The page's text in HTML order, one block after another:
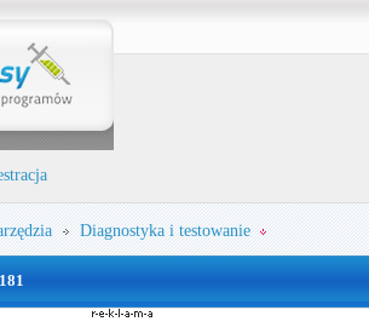
Diagnostyka i testowanie